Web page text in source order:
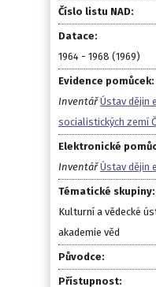
Číslo listu NAD:
Datace:
1964 - 1968 (1969)
Evidence pomůcek:
Inventář Ústav dějin
socialistických zemí
Elektronické
Inventář Ústav dějin
Tématické skupiny:
Kulturní a vědecké
akademie věd
Původce:
Přístupnost: